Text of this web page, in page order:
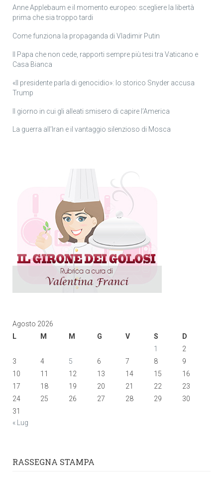
Anne Applebaum e il momento europeo: scegliere la libertà
prima che sia troppo tardi
Come funziona la propaganda di Vladimir Putin
Il Papa che non cede, rapporti sempre più tesi tra Vaticano e
Casa Bianca
«Il presidente parla di genocidio»: lo storico Snyder accusa
Trump
Il giorno in cui gli alleati smisero di capire l’America
La guerra all’Iran e il vantaggio silenzioso di Mosca
Agosto 2026
L
M M G V S
D
1
2
3
4 5 6 7 8
9
10
11 12 13 14 15
16
17
18 19 20 21 22
23
24
25 26 27 28 29
30
31
« Lug
RASSEGNA STAMPA